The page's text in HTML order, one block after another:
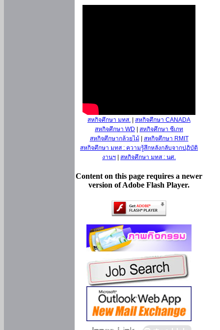
สหกิจศึกษา มทส.
สหกิจศึกษา CANADA
สหกิจศึกษา WD
สหกิจศึกษา ซีเกท
สหกิจศึกษากล้วยไม้
สหกิจศึกษา RMIT
สหกิจศึกษา มทส : ความรู้สึกหลังกลับจากปฏิบัติ
งานฯ
สหกิจศึกษา มทส : นศ.
Content on this page requires a newer
version of Adobe Flash Player.